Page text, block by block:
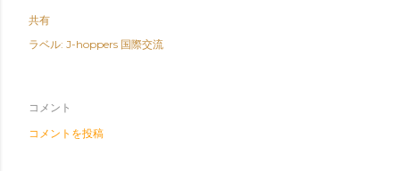
共有
ラベル: J-hoppers 国際交流
コメント
コメントを投稿